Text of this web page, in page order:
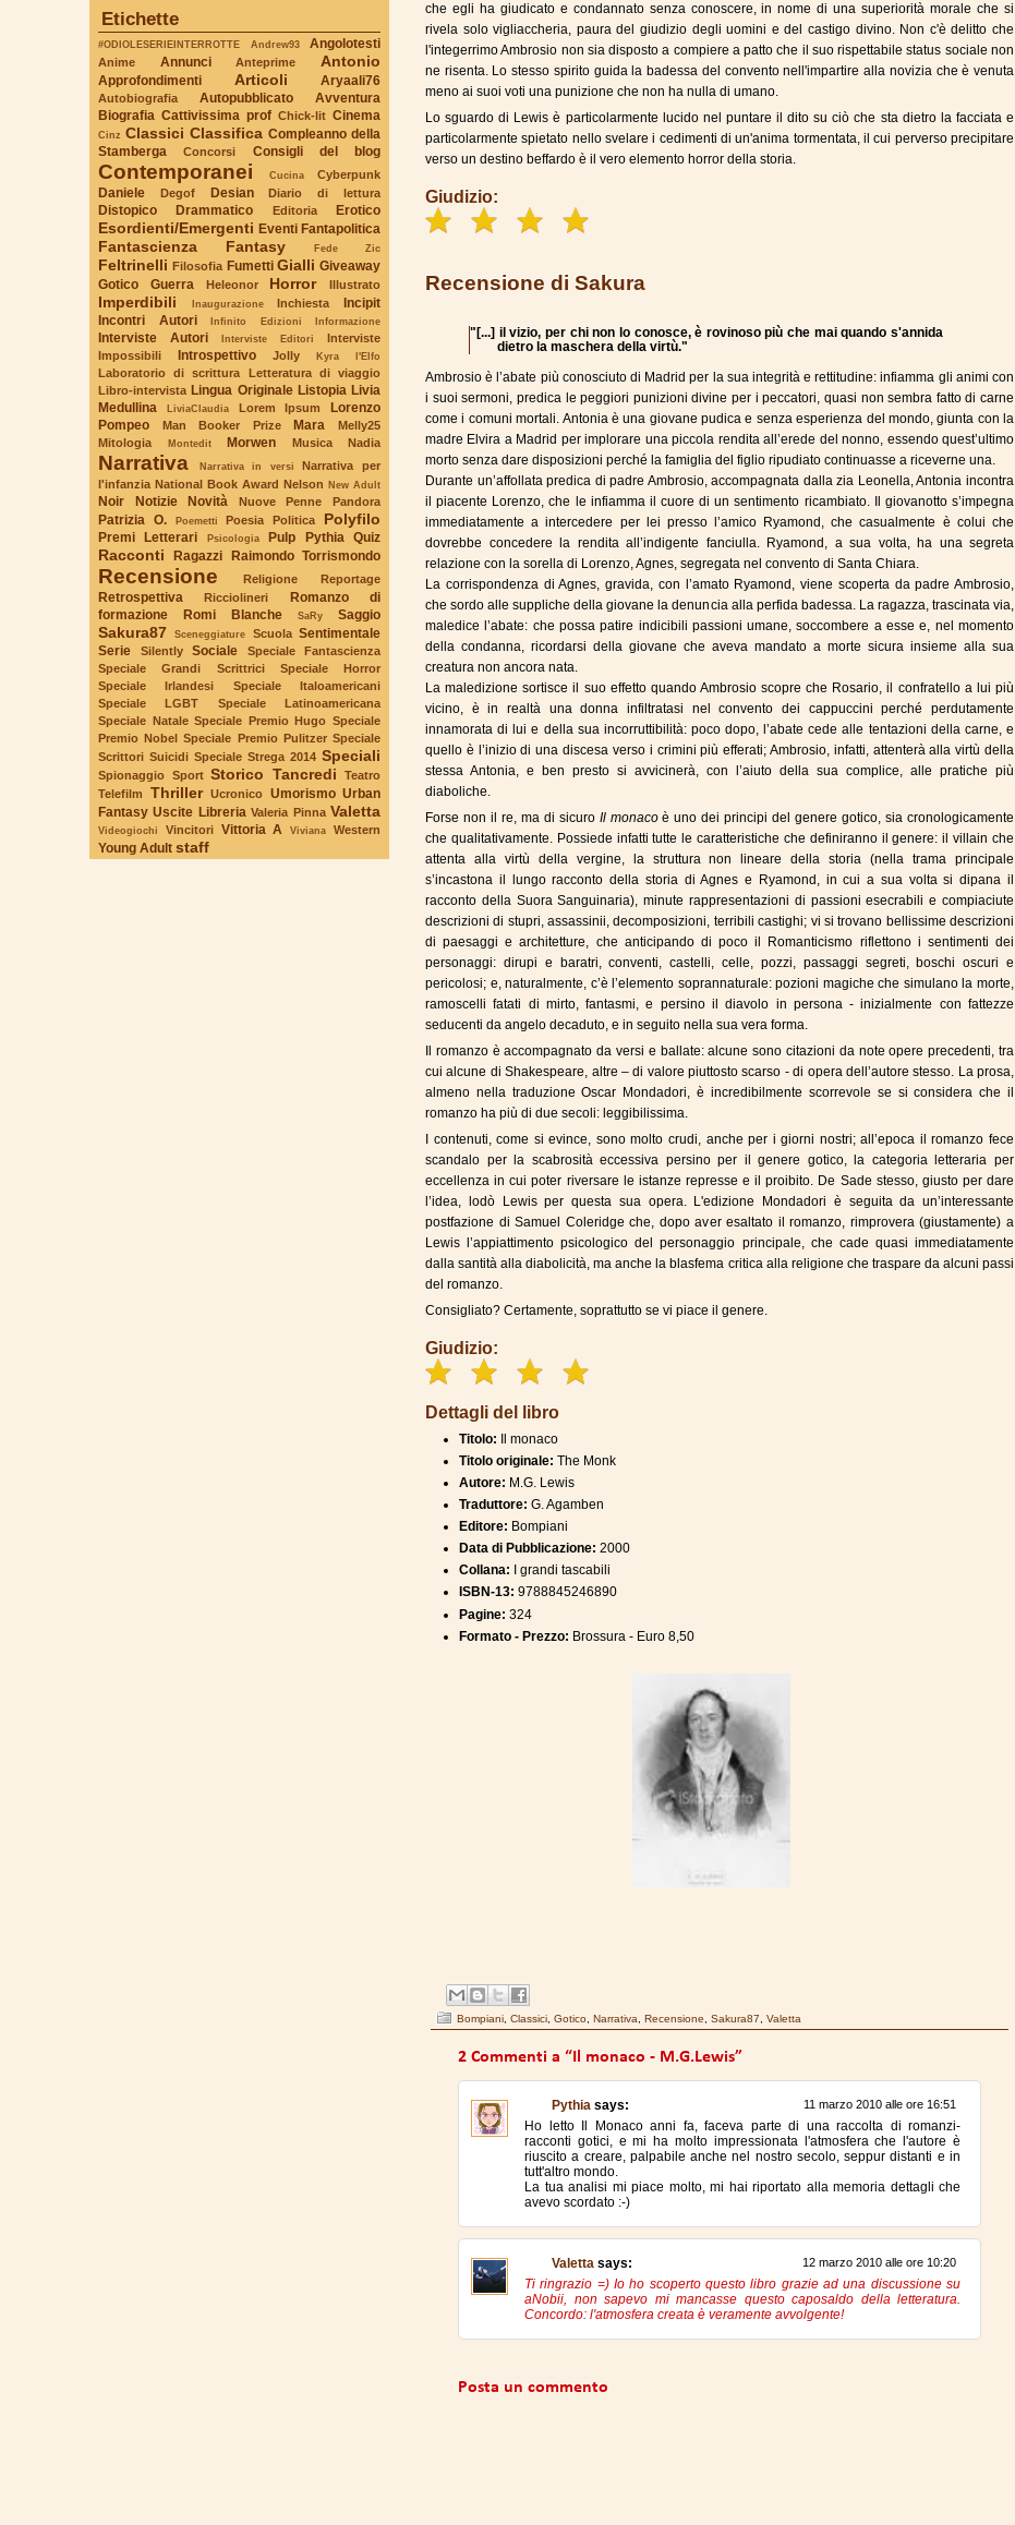
Etichette
#ODIOLESERIEINTERROTTE Andrew93 Angolotesti
Anime Annunci Anteprime Antonio
Approfondimenti Articoli Aryaali76
Autobiografia Autopubblicato
Avventura
Biografia Cattivissima prof Chick-lit Cinema
Cinz Classici Classifica Compleanno della
Stamberga
Concorsi Consigli del blog
Contemporanei Cucina Cyberpunk
Daniele Degof Desian Diario di lettura
Distopico Drammatico Editoria Erotico
Esordienti/Emergenti Eventi Fantapolitica
Fantascienza Fantasy Fede Zic
Feltrinelli Filosofia Fumetti Gialli Giveaway
Gotico
Guerra Heleonor Horror Illustrato
Imperdibili Inaugurazione Inchiesta
Incipit
Incontri Autori
Infinito Edizioni Informazione
Interviste Autori Interviste Editori
Interviste
Impossibili
Introspettivo Jolly Kyra l'Elfo
Laboratorio di scrittura
Letteratura di viaggio
Libro-intervista Lingua Originale Listopia Livia
Medullina
LiviaClaudia Lorem Ipsum
Lorenzo
Pompeo
Man Booker Prize Mara
Melly25
Mitologia
Montedit Morwen Musica Nadia
Narrativa Narrativa in versi
Narrativa per
l'infanzia National Book Award Nelson New Adult
Noir Notizie Novità Nuove Penne Pandora
Patrizia O. Poemetti Poesia Politica Polyfilo
Premi Letterari Psicologia Pulp Pythia Quiz
Racconti Ragazzi Raimondo Torrismondo
Recensione Religione Reportage
Retrospettiva Ricciolineri
Romanzo di
formazione
Romi Blanche SaRy Saggio
Sakura87 Sceneggiature Scuola Sentimentale
Serie
Silently Sociale
Speciale Fantascienza
Speciale Grandi Scrittrici
Speciale Horror
Speciale Irlandesi
Speciale Italoamericani
Speciale LGBT
Speciale Latinoamericana
Speciale Natale Speciale Premio Hugo Speciale
Premio Nobel Speciale Premio Pulitzer Speciale
Scrittori Suicidi Speciale Strega 2014 Speciali
Spionaggio Sport Storico Tancredi
Teatro
Telefilm
Thriller Ucronico Umorismo Urban
Fantasy Uscite Libreria Valeria Pinna Valetta
Videogiochi Vincitori Vittoria A Viviana Western
Young Adult staff
che egli ha giudicato e condannato senza conoscere, in nome di una superiorità morale che si
rivela solo vigliaccheria, paura del giudizio degli uomini e del castigo divino. Non c'è delitto che
l'integerrimo Ambrosio non sia disposto a compiere a patto che il suo rispettabile status sociale non
ne risenta. Lo stesso spirito guida la badessa del convento nell'impartire alla novizia che è venuta
meno ai suoi voti una punizione che non ha nulla di umano.
Lo sguardo di Lewis è particolarmente lucido nel puntare il dito su ciò che sta dietro la facciata e
particolarmente spietato nello svelare i cedimenti di un'anima tormentata, il cui perverso precipitare
verso un destino beffardo è il vero elemento horror della storia.
Giudizio:
Recensione di Sakura
"[...] il vizio, per chi non lo conosce, è rovinoso più che mai quando s'annida
dietro la maschera della virtù."
Ambrosio è l’abate più conosciuto di Madrid per la sua integrità e rettitudine: infiamma gli animi con
i suoi sermoni, predica le peggiori punizioni divine per i peccatori, quasi non sembra fatto di carne
come i comuni mortali. Antonia è una giovane pudica e senza esperienza del mondo, giunta con la
madre Elvira a Madrid per implorare una piccola rendita all’erede del nonno, essendo quest’ultimo
morto senza dare disposizioni perché la famiglia del figlio ripudiato continuasse a riceverne una.
Durante un’affollata predica di padre Ambrosio, accompagnata dalla zia Leonella, Antonia incontra
il piacente Lorenzo, che le infiamma il cuore di un sentimento ricambiato. Il giovanotto s’impegna
immediatamente a intercedere per lei presso l’amico Ryamond, che casualmente è colui che
dovrebbe concedere la rendita all’indigente fanciulla. Ryamond, a sua volta, ha una segreta
relazione con la sorella di Lorenzo, Agnes, segregata nel convento di Santa Chiara.
La corrispondenza di Agnes, gravida, con l’amato Ryamond, viene scoperta da padre Ambrosio,
che sordo alle suppliche della giovane la denuncia alla perfida badessa. La ragazza, trascinata via,
maledice l’abate: che possa patire indicibili passioni umane, soccombere a esse e, nel momento
della condanna, ricordarsi della giovane che aveva mandato a morte sicura insieme alla sua
creatura non ancora nata.
La maledizione sortisce il suo effetto quando Ambrosio scopre che Rosario, il confratello a lui più
vicino, è in realtà una donna infiltratasi nel convento dei cappuccini perché perdutamente
innamorata di lui e della sua incorruttibilità: poco dopo, l’abate cede alle tentazioni della carne, e
quello è l’inizio di una discesa verso i crimini più efferati; Ambrosio, infatti, attenterà alla virtù della
stessa Antonia, e ben presto si avvicinerà, con l’aiuto della sua complice, alle pratiche più
diaboliche.
Forse non il re, ma di sicuro Il monacoè uno dei principi del genere gotico, sia cronologicamente
che qualitativamente. Possiede infatti tutte le caratteristiche che definiranno il genere: il villain che
attenta alla virtù della vergine, la struttura non lineare della storia (nella trama principale
s’incastona il lungo racconto della storia di Agnes e Ryamond, in cui a sua volta si dipana il
racconto della Suora Sanguinaria), minute rappresentazioni di passioni esecrabili e compiaciute
descrizioni di stupri, assassinii, decomposizioni, terribili castighi; vi si trovano bellissime descrizioni
di paesaggi e architetture, che anticipando di poco il Romanticismo riflettono i sentimenti dei
personaggi: dirupi e baratri, conventi, castelli, celle, pozzi, passaggi segreti, boschi oscuri e
pericolosi; e, naturalmente, c’è l’elemento soprannaturale: pozioni magiche che simulano la morte,
ramoscelli fatati di mirto, fantasmi, e persino il diavolo in persona - inizialmente con fattezze
seducenti da angelo decaduto, e in seguito nella sua vera forma.
Il romanzo è accompagnato da versi e ballate: alcune sono citazioni da note opere precedenti, tra
cui alcune di Shakespeare, altre – di valore piuttosto scarso - di opera dell’autore stesso. La prosa,
almeno nella traduzione Oscar Mondadori, è incredibilmente scorrevole se si considera che il
romanzo ha più di due secoli: leggibilissima.
I contenuti, come si evince, sono molto crudi, anche per i giorni nostri; all’epoca il romanzo fece
scandalo per la scabrosità eccessiva persino per il genere gotico, la categoria letteraria per
eccellenza in cui poter riversare le istanze represse e il proibito. De Sade stesso, giusto per dare
l’idea, lodò Lewis per questa sua opera. L'edizione Mondadori è seguita da un’interessante
postfazione di Samuel Coleridge che, dopo aver esaltato il romanzo, rimprovera (giustamente) a
Lewis l’appiattimento psicologico del personaggio principale, che cade quasi immediatamente
dalla santità alla diabolicità, ma anche la blasfema critica alla religione che traspare da alcuni passi
del romanzo.
Consigliato? Certamente, soprattutto se vi piace il genere.
Giudizio:
Dettagli del libro
Titolo: Il monaco
Titolo originale: The Monk
Autore: M.G. Lewis
Traduttore: G. Agamben
Editore: Bompiani
Data di Pubblicazione:2000
Collana:
I grandi tascabili
ISBN-13:9788845246890
Pagine:324
Formato - Prezzo: Brossura - Euro 8,50
Bompiani, Classici, Gotico, Narrativa, Recensione, Sakura87, Valetta
2 Commenti a “Il monaco - M.G.Lewis”
11 marzo 2010 alle ore 16:51
Pythia says:
Ho letto Il Monaco anni fa, faceva parte di una raccolta di romanzi-
racconti gotici, e mi ha molto impressionata l'atmosfera che l'autore è
riuscito a creare, palpabile anche nel nostro secolo, seppur distanti e in
tutt'altro mondo.
La tua analisi mi piace molto, mi hai riportato alla memoria dettagli che
avevo scordato :-)
12 marzo 2010 alle ore 10:20
Valetta says:
Ti ringrazio =) Io ho scoperto questo libro grazie ad una discussione su
aNobii, non sapevo mi mancasse questo caposaldo della letteratura.
Concordo: l'atmosfera creata è veramente avvolgente!
Posta un commento